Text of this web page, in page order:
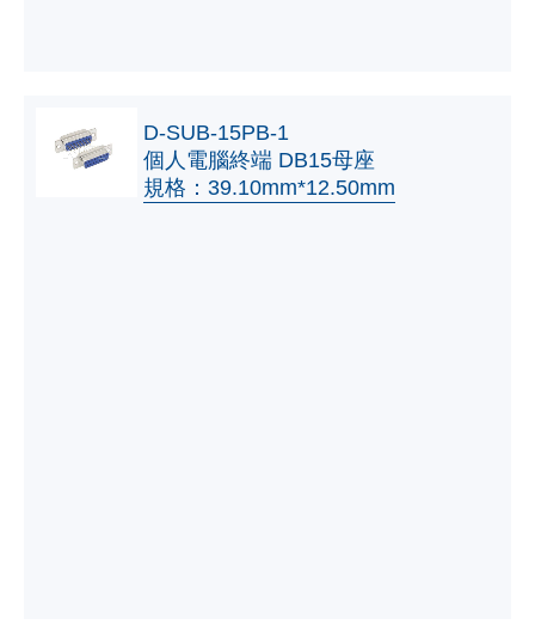
D-SUB-15PB-1
個人電腦終端 DB15母座
規格：39.10mm*12.50mm